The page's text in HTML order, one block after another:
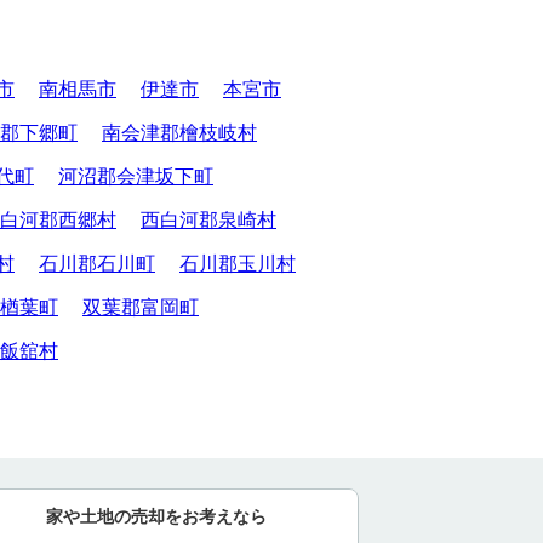
南相馬市 伊達市
本宮市
下郷町
南会津郡檜枝岐村
町
河沼郡会津坂下町
河郡西郷村
西白河郡泉崎村
石川郡石川町
石川郡玉川村
葉町
双葉郡富岡町
舘村
家や土地の売却をお考えなら